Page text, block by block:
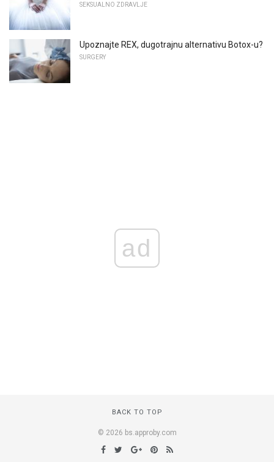
SEKSUALNO ZDRAVLJE
Upoznajte REX, dugotrajnu alternativu Botox-u?
SURGERY
ad
BACK TO TOP
© 2026 bs.approby.com